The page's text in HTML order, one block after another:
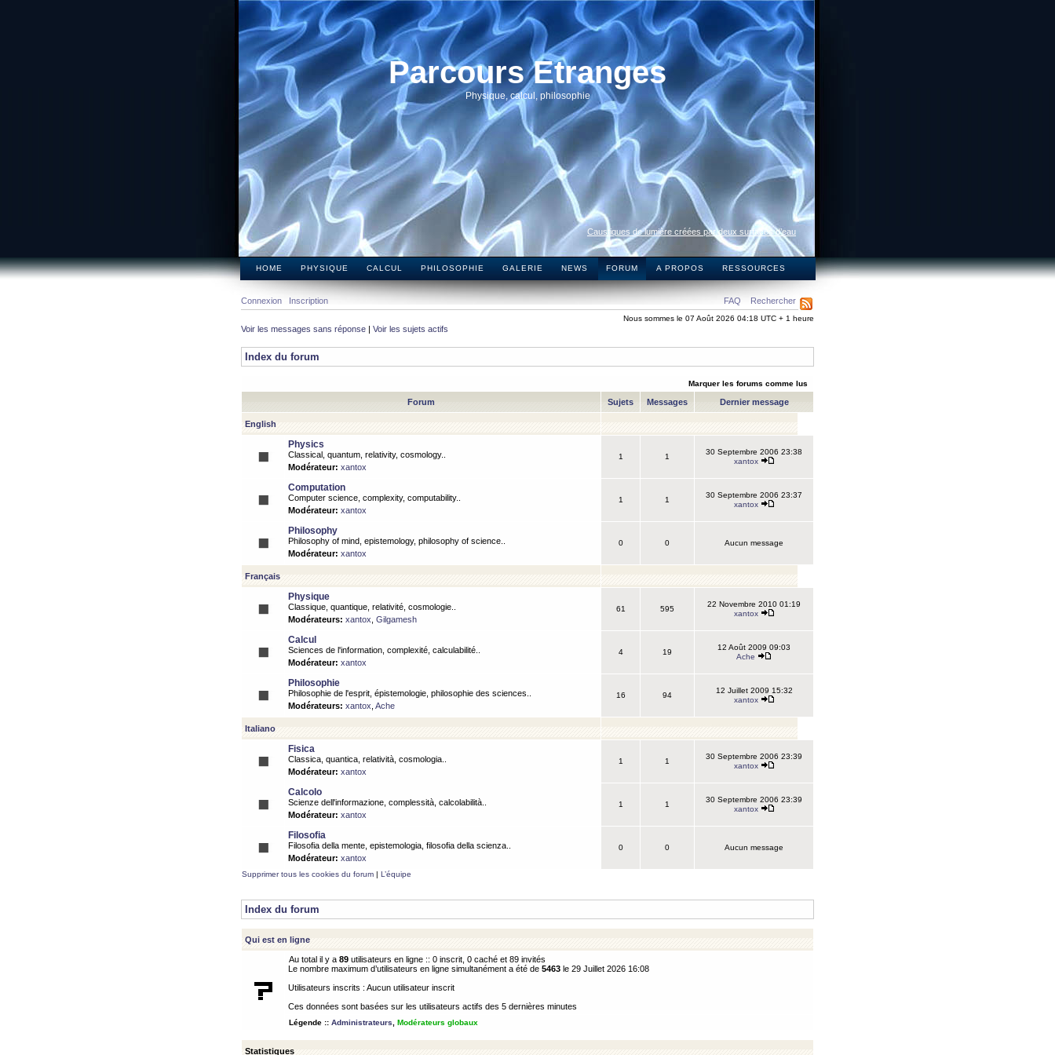
Parcours Etranges
Physique, calcul, philosophie
Caustiques de lumière créées par deux surfaces d’eau
HOME PHYSIQUE CALCUL PHILOSOPHIE GALERIE NEWS FORUM A PROPOS RESSOURCES
FAQ Rechercher
Connexion Inscription
Nous sommes le 07 Août 2026 04:18 UTC + 1 heure
Voir les messages sans réponse | Voir les sujets actifs
Index du forum
Marquer les forums comme lus
Forum Sujets Messages Dernier message
English
Physics
Classical, quantum, relativity, cosmology..
Modérateur: xantox
1 1
30 Septembre 2006 23:38
xantox
Computation
Computer science, complexity, computability..
Modérateur: xantox
1 1
30 Septembre 2006 23:37
xantox
Philosophy
Philosophy of mind, epistemology, philosophy of science..
Modérateur: xantox
0 0 Aucun message
Français
Physique
Classique, quantique, relativité, cosmologie..
Modérateurs: xantox Gilgamesh
61 595
22 Novembre 2010 01:19
xantox
Calcul
Sciences de l'information, complexité, calculabilité..
Modérateur: xantox
4 19
12 Août 2009 09:03
Ache
Philosophie
Philosophie de l'esprit, épistemologie, philosophie des sciences..
Modérateurs: xantox Ache
16 94
12 Juillet 2009 15:32
xantox
Italiano
Fisica
Classica, quantica, relatività, cosmologia..
Modérateur: xantox
1 1
30 Septembre 2006 23:39
xantox
Calcolo
Scienze dell'informazione, complessità, calcolabilità..
Modérateur: xantox
1 1
30 Septembre 2006 23:39
xantox
Filosofia
Filosofia della mente, epistemologia, filosofia della scienza..
Modérateur: xantox
0 0 Aucun message
Supprimer tous les cookies du forum | L’équipe
Index du forum
Qui est en ligne
Au total il y a 89 utilisateurs en ligne :: 0 inscrit, 0 caché et 89 invités
Le nombre maximum d’utilisateurs en ligne simultanément a été de 5463 le 29 Juillet 2026 16:08
Utilisateurs inscrits : Aucun utilisateur inscrit
Ces données sont basées sur les utilisateurs actifs des 5 dernières minutes
Légende :: Administrateurs Modérateurs globaux
Statistiques